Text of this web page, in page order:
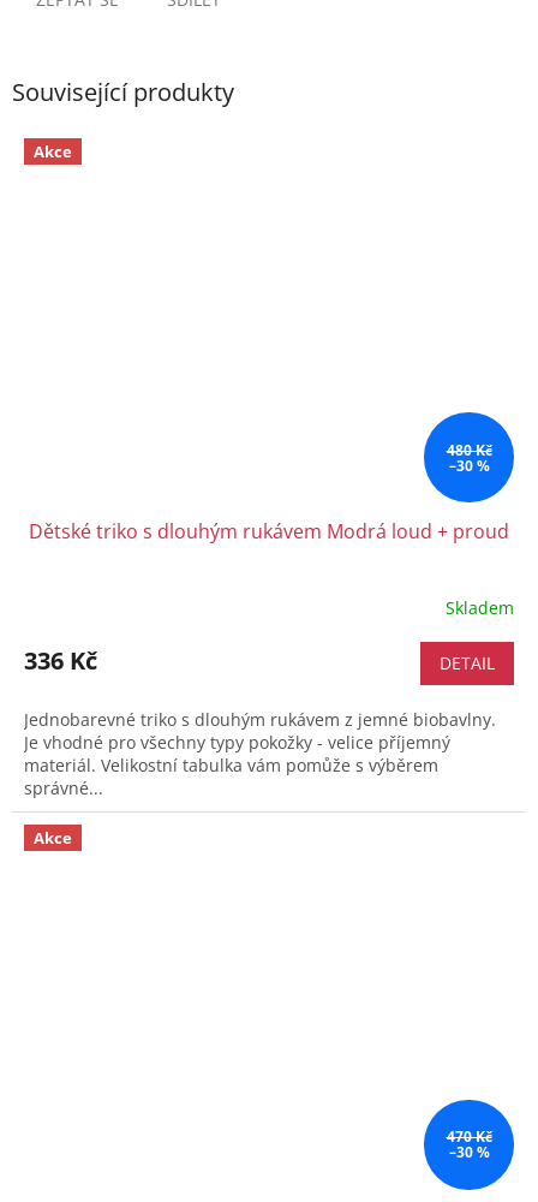
Související produkty
Akce
480 Kč
–30 %
Dětské triko s dlouhým rukávem Modrá loud + proud
Skladem
336 Kč DETAIL
Jednobarevné triko s dlouhým rukávem z jemné biobavlny.
Je vhodné pro všechny typy pokožky - velice příjemný
materiál. Velikostní tabulka vám pomůže s výběrem
správné...
Akce
470 Kč
–30 %